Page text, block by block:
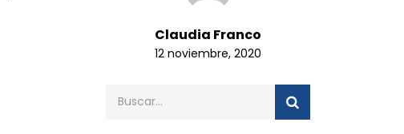
Claudia Franco
12 noviembre, 2020